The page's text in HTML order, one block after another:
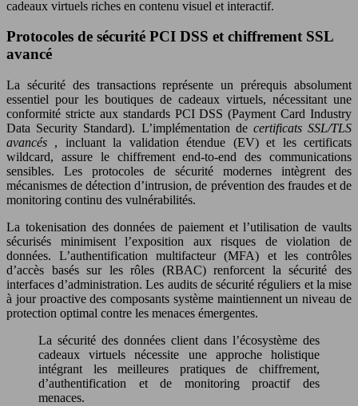
cadeaux virtuels riches en contenu visuel et interactif.
Protocoles de sécurité PCI DSS et chiffrement SSL
avancé
La sécurité des transactions représente un prérequis absolument
essentiel pour les boutiques de cadeaux virtuels, nécessitant une
conformité stricte aux standards PCI DSS (Payment Card Industry
Data Security Standard). L’implémentation de certificats SSL/TLS
avancés , incluant la validation étendue (EV) et les certificats
wildcard, assure le chiffrement end-to-end des communications
sensibles. Les protocoles de sécurité modernes intègrent des
mécanismes de détection d’intrusion, de prévention des fraudes et de
monitoring continu des vulnérabilités.
La tokenisation des données de paiement et l’utilisation de vaults
sécurisés minimisent l’exposition aux risques de violation de
données. L’authentification multifacteur (MFA) et les contrôles
d’accès basés sur les rôles (RBAC) renforcent la sécurité des
interfaces d’administration. Les audits de sécurité réguliers et la mise
à jour proactive des composants système maintiennent un niveau de
protection optimal contre les menaces émergentes.
La sécurité des données client dans l’écosystème des
cadeaux virtuels nécessite une approche holistique
intégrant les meilleures pratiques de chiffrement,
d’authentification et de monitoring proactif des
menaces.